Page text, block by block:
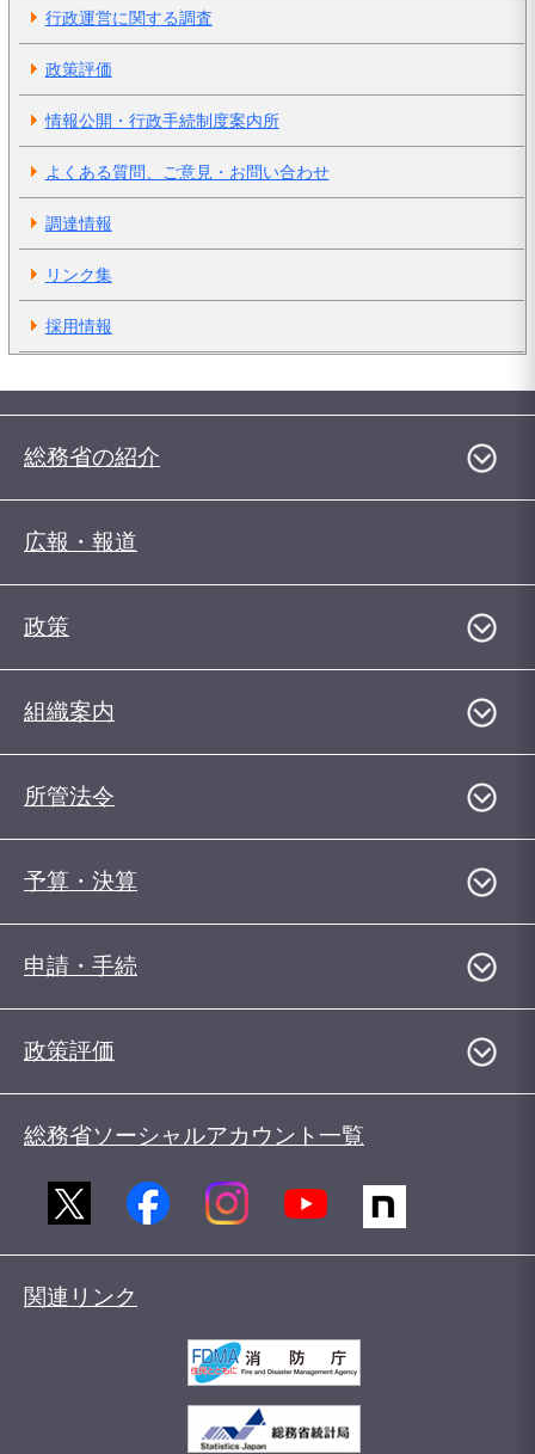
行政運営に関する調査
政策評価
情報公開・行政手続制度案内所
よくある質問、ご意見・お問い合わせ
調達情報
リンク集
採用情報
総務省の紹介
広報・報道
政策
組織案内
所管法令
予算・決算
申請・手続
政策評価
総務省ソーシャルアカウント一覧
関連リンク